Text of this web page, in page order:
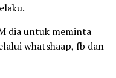
dia untuk meminta
whatshaap, fb dan